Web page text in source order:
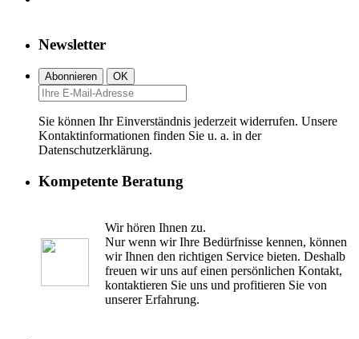
Newsletter
Sie können Ihr Einverständnis jederzeit widerrufen. Unsere
Kontaktinformationen finden Sie u. a. in der
Datenschutzerklärung.
Kompetente Beratung
Wir hören Ihnen zu.
Nur wenn wir Ihre Bedürfnisse kennen, können
wir Ihnen den richtigen Service bieten. Deshalb
freuen wir uns auf einen persönlichen Kontakt,
kontaktieren Sie uns und profitieren Sie von
unserer Erfahrung.